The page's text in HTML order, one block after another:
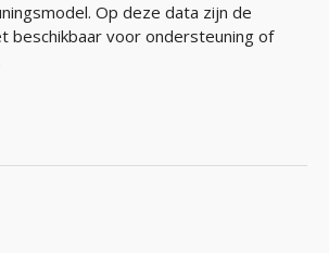
Op deze data zijn de
beschikbaar voor ondersteuning of